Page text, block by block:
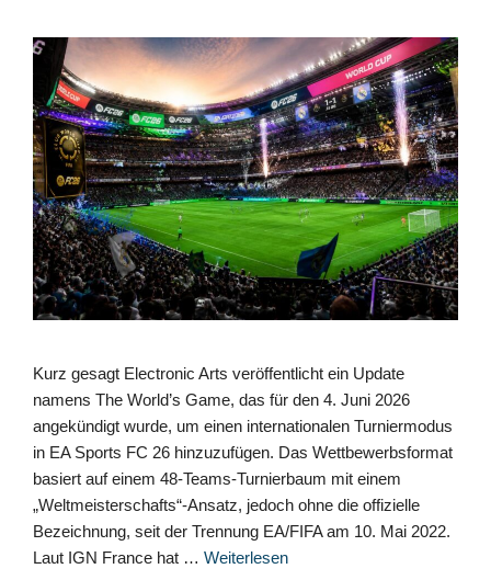
Kurz gesagt Electronic Arts veröffentlicht ein Update
namens The World’s Game, das für den 4. Juni 2026
angekündigt wurde, um einen internationalen Turniermodus
in EA Sports FC 26 hinzuzufügen. Das Wettbewerbsformat
basiert auf einem 48-Teams-Turnierbaum mit einem
„Weltmeisterschafts“-Ansatz, jedoch ohne die offizielle
Bezeichnung, seit der Trennung EA/FIFA am 10. Mai 2022.
Laut IGN France hat … Weiterlesen